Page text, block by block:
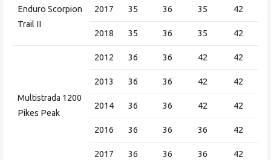
Enduro Scorpion
Trail II
2017 35 36 35 42
2018 35 36 35 42
Multistrada 1200
Pikes Peak
2012 36 36 42 42
2013 36 36 42 42
2014 36 36 42 42
2016 36 36 36 42
2017 36 36 36 42